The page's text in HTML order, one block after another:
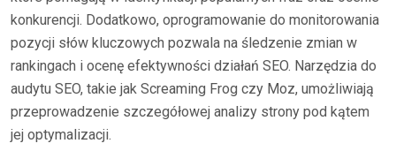
konkurencji. Dodatkowo, oprogramowanie do monitorowania
pozycji słów kluczowych pozwala na śledzenie zmian w
rankingach i ocenę efektywności działań SEO. Narzędzia do
audytu SEO, takie jak Screaming Frog czy Moz, umożliwiają
przeprowadzenie szczegółowej analizy strony pod kątem
jej optymalizacji.